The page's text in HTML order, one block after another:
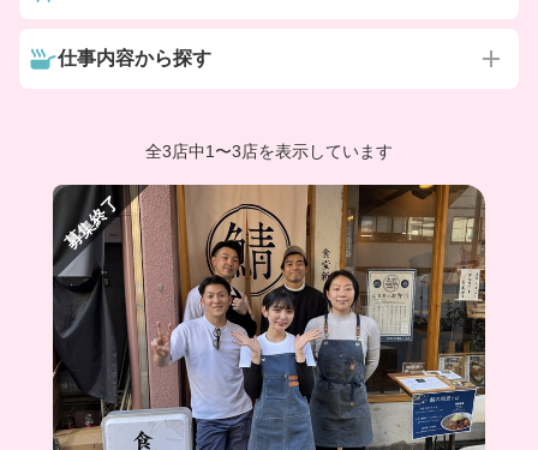
仕事内容から探す
全3店中1 〜3店を表示しています
募集終了